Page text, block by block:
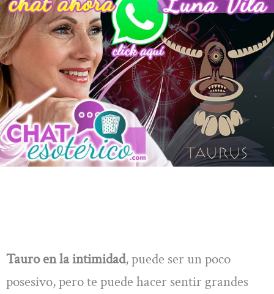
Tauro en la intimidad, puede ser un poco
posesivo, pero te puede hacer sentir grandes